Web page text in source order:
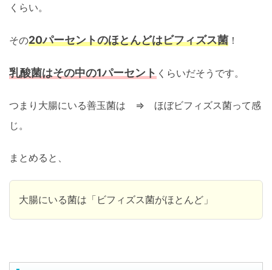
くらい。
その20パーセントのほとんどはビフィズス菌 ！
乳酸菌はその中の1パーセント くらいだそうです。
つまり大腸にいる善玉菌は ⇒ ほぼビフィズス菌って感
じ。
まとめると、
大腸にいる菌は「ビフィズス菌がほとんど」